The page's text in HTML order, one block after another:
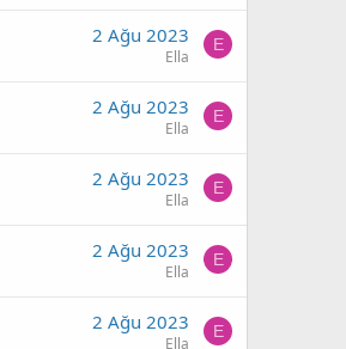
2 Ağu 2023
Ella
E
2 Ağu 2023
Ella
E
2 Ağu 2023
Ella
E
2 Ağu 2023
Ella
E
2 Ağu 2023
Ella
E